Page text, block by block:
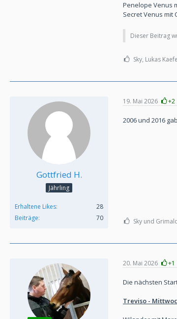
Penelope Venus
Secret Venus mit
Dieser Beitrag
Sky, Lukas
Gottfried H.
Jährling
Erhaltene Likes
28
Beiträge
70
19. Mai 2026 +2
2006 und 2016
Sky und
20. Mai 2026 +1
Die nächsten
Treviso -